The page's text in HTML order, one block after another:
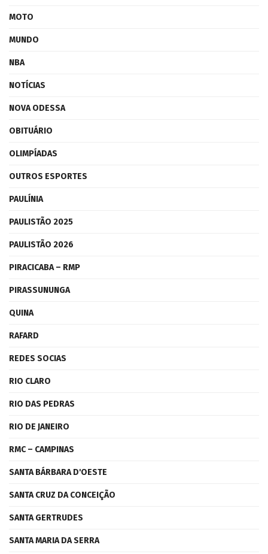
MOTO
MUNDO
NBA
NOTÍCIAS
NOVA ODESSA
OBITUÁRIO
OLIMPÍADAS
OUTROS ESPORTES
PAULÍNIA
PAULISTÃO 2025
PAULISTÃO 2026
PIRACICABA – RMP
PIRASSUNUNGA
QUINA
RAFARD
REDES SOCIAS
RIO CLARO
RIO DAS PEDRAS
RIO DE JANEIRO
RMC – CAMPINAS
SANTA BÁRBARA D'OESTE
SANTA CRUZ DA CONCEIÇÃO
SANTA GERTRUDES
SANTA MARIA DA SERRA